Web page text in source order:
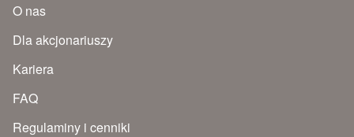
O nas
Dla akcjonariuszy
Kariera
FAQ
Regulaminy i cenniki